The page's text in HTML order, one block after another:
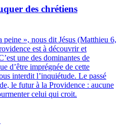
des chrétiens
», nous dit Jésus (Matthieu 6,
est à découvrir et
une des dominantes de
d’être imprégnée de cette
interdit l’inquiétude. Le passé
le futur à la Providence : aucune
celui qui croit.